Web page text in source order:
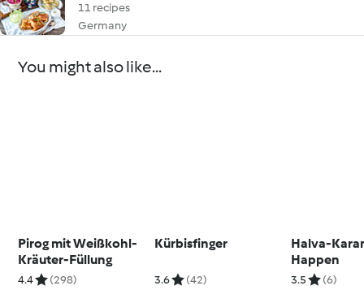
11 recipes
Germany
You might also like...
Pirog mit Weißkohl-
Kräuter-Füllung
4.4 (298)
Kürbisfinger
3.6 (42)
Halva-
Happen
3.5 (6)